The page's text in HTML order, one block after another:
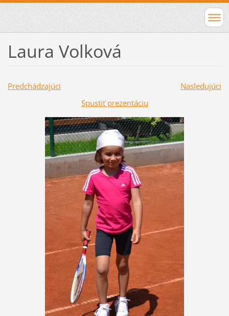
Laura Volková
Predchádzajúci
Nasledujúci
Spustiť prezentáciu